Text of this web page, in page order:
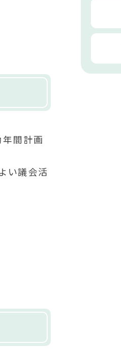
年間計画
い議会活